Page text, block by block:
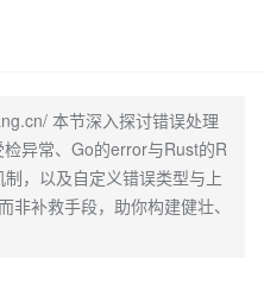
本节深入探讨错误处理
异常、Go的error与Rust的R
，以及自定义错误类型与上
补救手段，助你构建健壮、